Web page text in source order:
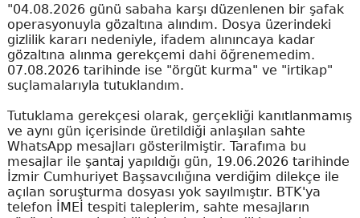
"04.08.2026 günü sabaha karşı düzenlenen bir şafak
operasyonuyla gözaltına alındım. Dosya üzerindeki
gizlilik kararı nedeniyle, ifadem alınıncaya kadar
gözaltına alınma gerekçemi dahi öğrenemedim.
07.08.2026 tarihinde ise "örgüt kurma" ve "irtikap"
suçlamalarıyla tutuklandım.
Tutuklama gerekçesi olarak, gerçekliği kanıtlanmamış
ve aynı gün içerisinde üretildiği anlaşılan sahte
WhatsApp mesajları gösterilmiştir. Tarafıma bu
mesajlar ile şantaj yapıldığı gün, 19.06.2026 tarihinde
İzmir Cumhuriyet Başsavcılığına verdiğim dilekçe ile
açılan soruşturma dosyası yok sayılmıştır. BTK'ya
telefon İMEİ tespiti taleplerim, sahte mesajların